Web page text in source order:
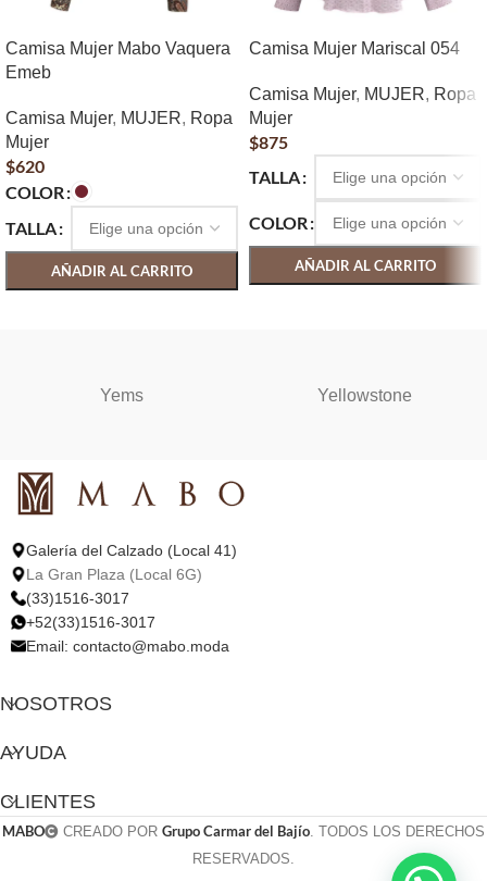
Camisa Mujer Mabo Vaquera
Emeb
Camisa Mujer, MUJER, Ropa
Mujer
$620
COLOR
TALLA
AÑADIR AL CARRITO
Camisa Mujer Mariscal 054
Camisa Mujer, MUJER, Ropa
Mujer
$875
TALLA
COLOR
AÑADIR AL CARRITO
Yems Yellowstone
Galería del Calzado (Local 41)
La Gran Plaza (Local 6G)
(33)1516-3017
+52(33)1516-3017
Email: contacto@mabo.moda
NOSOTROS
AYUDA
CLIENTES
MABO CREADO POR Grupo Carmar del Bajío . TODOS LOS DERECHOS
RESERVADOS.